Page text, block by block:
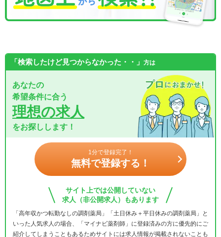
「検索したけど見つからなかった・・」 方は
あなたの
希望条件に合う
理想の求人
をお探しします！
1分で登録完了！
無料で登録する！
サイト上では公開していない
求人（非公開求人）もあります
「高年収かつ転勤なしの調剤薬局」「土日休み＋平日休みの調剤薬局」と
いった人気求人の場合、「マイナビ薬剤師」に登録済みの方に優先的にご
紹介してしまうこともあるためサイトには求人情報が掲載されないことも